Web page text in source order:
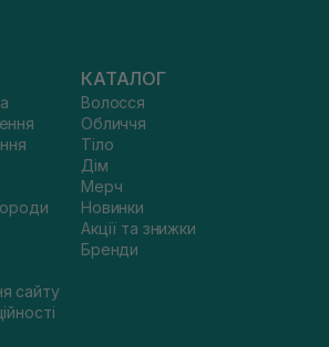
сайту
КАТАЛОГ
Волосся
Обличчя
Тіло
Дім
Мерч
Новинки
Акції та знижки
Бренди